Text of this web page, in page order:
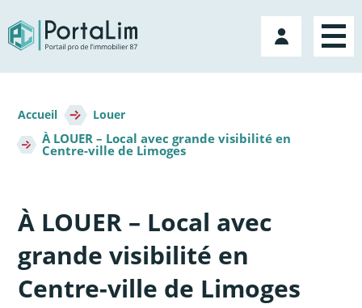
directement
au
contenu
Mon
compte
d'Ariane
Accueil Louer
À LOUER – Local avec grande visibilité en
Centre-ville de Limoges
À LOUER – Local avec
grande visibilité en
Centre-ville de Limoges